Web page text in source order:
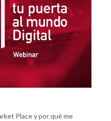
Place y por qué me